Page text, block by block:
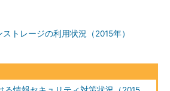
トレージの利用状況（2015年）